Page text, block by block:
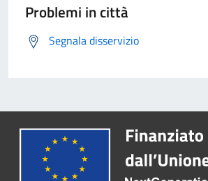
Problemi in città
Segnala disservizio